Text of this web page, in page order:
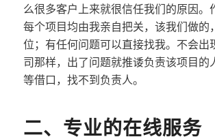
么很多客户上来就很信任我们的原因。
每个项目均由我亲自把关，该我们做的
位；有任何问题可以直接找我。不会出
司那样，出了问题就推诿负责该项目的
等借口，找不到负责人。
二、专业的在线服务